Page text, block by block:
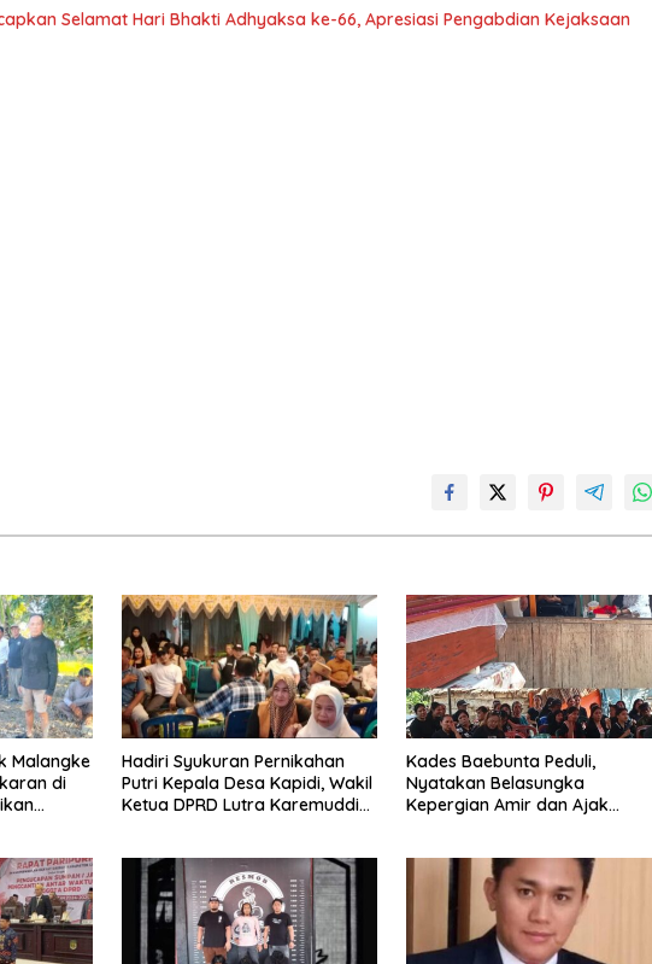
Selamat Hari Bhakti Adhyaksa ke-66, Apresiasi Pengabdian Kejaksaan
Malangke
di
Hadiri Syukuran Pernikahan
Putri Kepala Desa Kapidi, Wakil
Ketua DPRD Lutra Karemuddin
Kades Baebunta Peduli,
Nyatakan Belasungka
Kepergian Amir dan Ajak